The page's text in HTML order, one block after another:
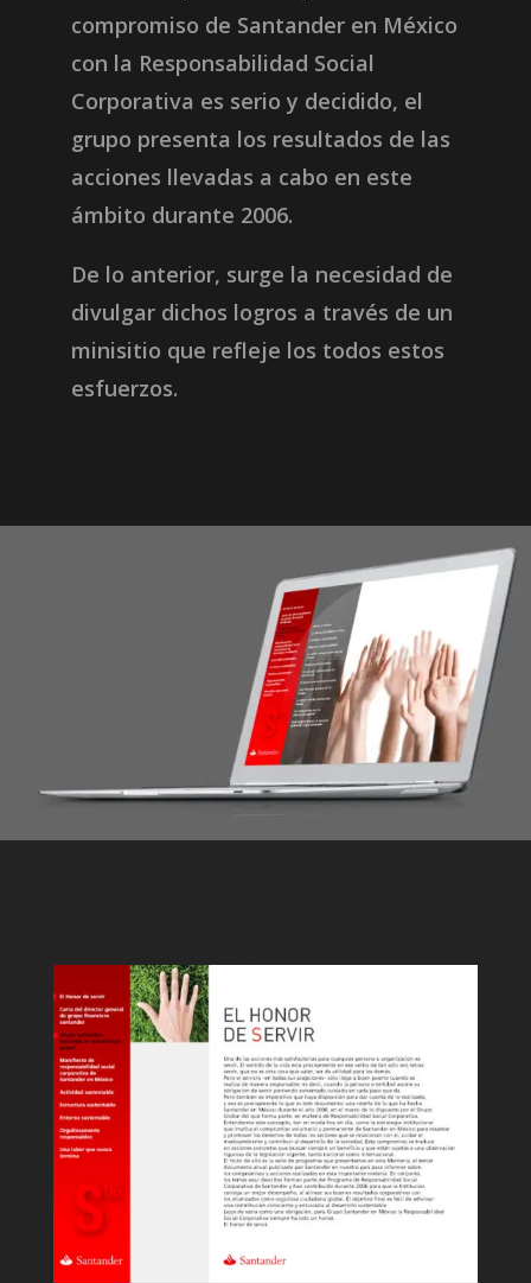
compromiso de Santander en México
con la Responsabilidad Social
Corporativa es serio y decidido, el
grupo presenta los resultados de las
acciones llevadas a cabo en este
ámbito durante 2006.
De lo anterior, surge la necesidad de
divulgar dichos logros a través de un
minisitio que refleje los todos estos
esfuerzos.